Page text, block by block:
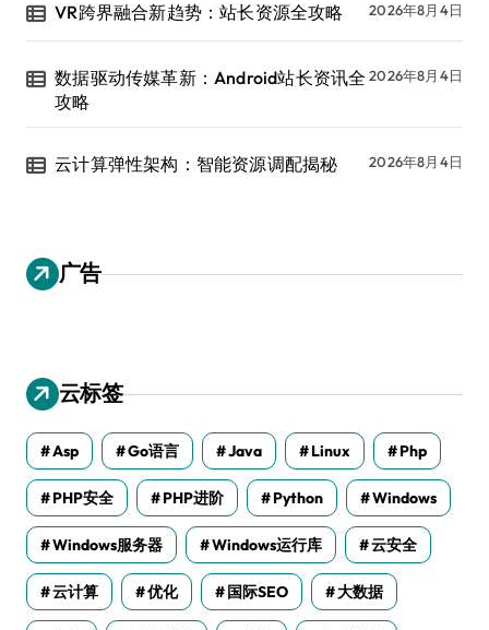
VR跨界融合新趋势：站长资源全攻略 2026年8月4日
数据驱动传媒革新：Android站长资讯全
攻略
2026年8月4日
云计算弹性架构：智能资源调配揭秘 2026年8月4日
广告
云标签
Asp Go语言 Java Linux Php
PHP安全 PHP进阶 Python Windows
Windows服务器 Windows运行库 云安全
云计算 优化 国际SEO 大数据